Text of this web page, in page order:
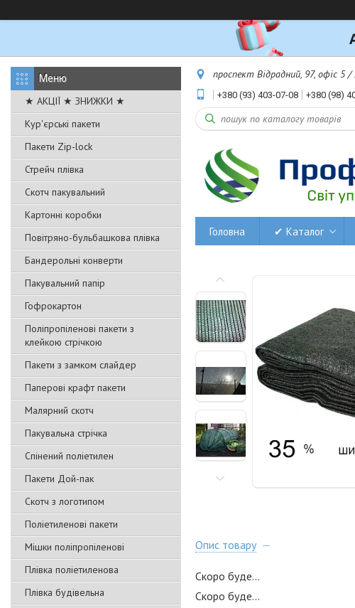
★ АКЦІЇ ★ ЗНИЖКИ ★
Кур'єрські пакети
Пакети Zip-lock
Стрейч плівка
Скотч пакувальний
Картонні коробки
Повітряно-бульбашкова плівка
Бандерольні конверти
Пакувальний папір
Гофрокартон
Поліпропіленові пакети з
клейкою стрічкою
Пакети з замком слайдер
Паперові крафт пакети
Малярний скотч
Пакувальна стрічка
Спінений поліетилен
Пакети Дой-пак
Скотч з логотипом
Поліетиленові пакети
Мішки поліпропіленові
Плівка поліетиленова
Плівка будівельна
проспект Відрадний, 97, офіс 5
+380 (93) 403-07-08 +380 (98)
Головна ✔ Каталог
Опис товару
Скоро буде...
Скоро буде...